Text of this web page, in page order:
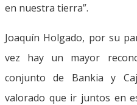
en nuestra tierra”.
Joaquín Holgado, por su
vez hay un mayor
conjunto de Bankia y
valorado que ir juntos en